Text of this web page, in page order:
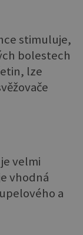
stimuluje,
bolestech
lze
velmi
vhodná
a